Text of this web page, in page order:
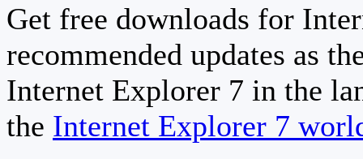
Get free downloads for
recommended updates as
Internet Explorer 7 in the
the Internet Explorer 7